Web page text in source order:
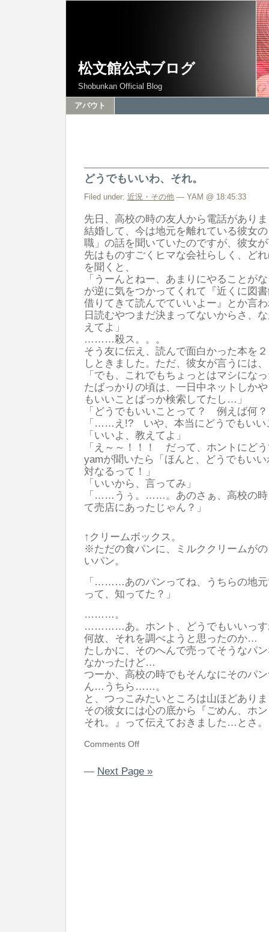
松文館公式ブログ
Shobunkan Official Blog
アバウト
どうでもいいわ、それ。
Filed under: 近況・その他 — YAM @ 18:45:33
先日、高校の時の友人から電話があり
結婚して、今は地元を離れている彼女
職」の話を聞いていたのですが、彼女
先はものすごくヒマな会社らしく、ど
を聞くと、
「うーんとねー、あまりにやることが
が逆に気をつかってくれて『近くに図
借りてきて読んでていいよー』とか言
日読むやつまだ決まってないからさ、
えてよ」
………殺ス。。。
そう友に伝え、読んで面白かった本を
しときました。ただ、彼女が言うには、
「でも、これでもちょっとはマシにな
たばっかりの頃は、一日中ネットしか
もいいことばっか検索してたし…」
「どうでもいいことって？ 例えば何
「……え!? いや、本当にどうでもい
「いいよ、教えてよ」
「え～～！！！ だって、ホントにど
yamが聞いたら「ほんと、どうでもい
対なるって！」
「いいから、言ってみ」
「……うぅ。……。あのさぁ、高校の時
て売店にあったじゃん？」
↑クリームボックス。
※ただの食パンに、ミルククリームが
いパン。
「………あのパンってね、うちらの地
って、知ってた？」
………。
…………あ。ホント、どうでもいいっす
何故、それを調べようと思ったのか…
たしかに、そのへんで売ってそうなパ
なかったけど…
つーか、高校の時でもそんなにそのパ
ん…うちら……。
と、つっこみたいところは山ほどあり
その彼女には心の底から『ごめん、ホ
それ。』って伝えておきました…と
Comments Off
— Next Page »